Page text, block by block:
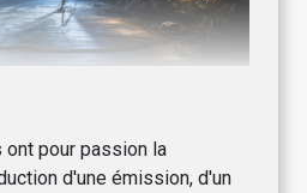
pour passion la
d'une émission, d'un